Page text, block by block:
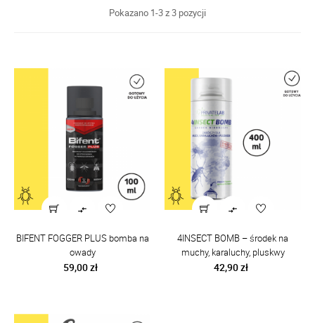
Pokazano 1-3 z 3 pozycji

BIFENT FOGGER PLUS bomba na
owady
Cena
59,00 zł

4INSECT BOMB – środek na
muchy, karaluchy, pluskwy
Cena
42,90 zł